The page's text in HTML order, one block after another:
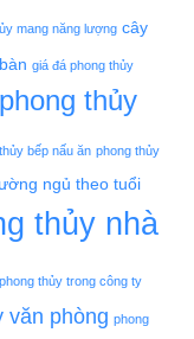
mang năng lượng cây
giá đá phong thủy
phong thủy
bếp nấu ăn phong thủy
ngủ theo tuổi
thủy nhà
phong thủy trong công ty
văn phòng phong